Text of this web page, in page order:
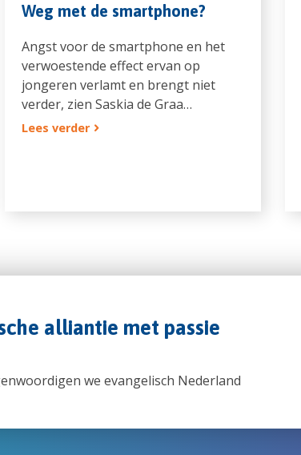
Weg met de smartphone?
Angst voor de smartphone en het
verwoestende effect ervan op
jongeren verlamt en brengt niet
verder, zien Saskia de Graa…
Lees verder
alliantie met passie
we evangelisch Nederland